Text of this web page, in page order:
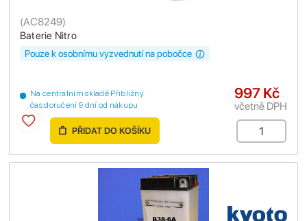
Baterie Nitro
(AC8249)
Na centrálním skladě Přibližný
čas doručení 9 dní od nákupu
Pouze k osobnímu vyzvednutí na pobočce
997 Kč
včetně DPH
PŘIDAT DO KOŠÍKU